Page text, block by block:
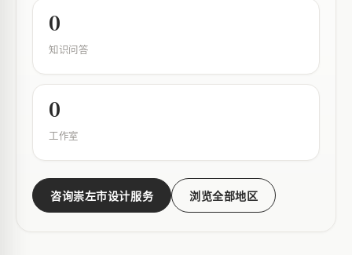
0
知识问答
0
工作室
咨询崇左市设计服务 浏览全部地区